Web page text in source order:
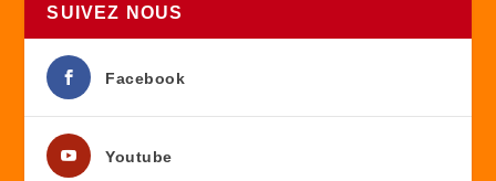
SUIVEZ NOUS
Facebook
Youtube